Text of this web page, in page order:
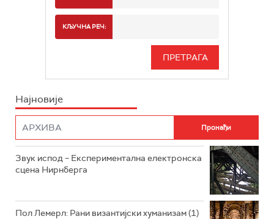
РАДИО БЕОГРАД 3
РАДИО РОКЕНРОЛЕР
РАДИО ЏЕЗЕР
ИНФО
КЉУЧНА РЕЧ:
Најновије
Звук испод – Експериментална електронска
сцена Нирнберга
Пол Лемерл: Рани византијски хуманизам (1)